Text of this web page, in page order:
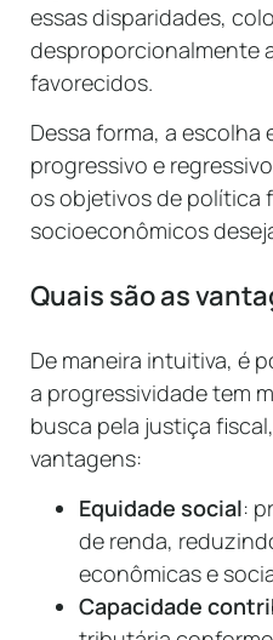
essas disparidades,
desproporcionalmente
favorecidos.
Dessa forma, a escolha
progressivo e
os objetivos de política
socioeconômicos
Quais são as
De maneira intuitiva, é
a progressividade tem
busca pela justiça
vantagens:
Equidade social:
de renda,
econômicas e
Capacidade